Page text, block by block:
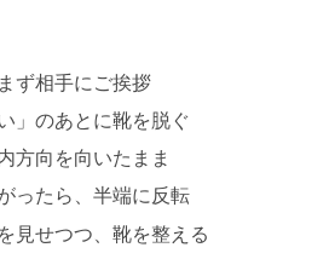
ず相手にご挨拶
」のあとに靴を脱ぐ
方向を向いたまま
ったら、半端に反転
見せつつ、靴を整える